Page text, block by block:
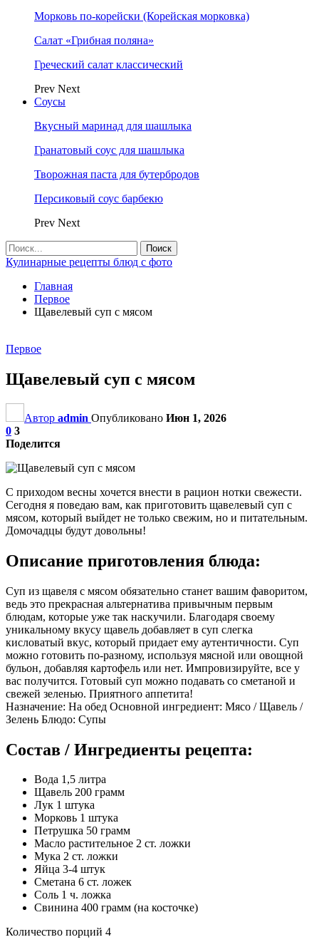
Морковь по-корейски (Корейская морковка)
Салат «Грибная поляна»
Греческий салат классический
Prev Next
Соусы
Вкусный маринад для шашлыка
Гранатовый соус для шашлыка
Творожная паста для бутербродов
Персиковый соус барбекю
Prev Next
Кулинарные рецепты блюд с фото
Главная
Первое
Щавелевый суп с мясом
Первое
Щавелевый суп с мясом
Автор admin Опубликовано Июн 1, 2026
0 3
Поделится
С приходом весны хочется внести в рацион нотки свежести.
Сегодня я поведаю вам, как приготовить щавелевый суп с
мясом, который выйдет не только свежим, но и питательным.
Домочадцы будут довольны!
Описание приготовления блюда:
Суп из щавеля с мясом обязательно станет вашим фаворитом,
ведь это прекрасная альтернатива привычным первым
блюдам, которые уже так наскучили. Благодаря своему
уникальному вкусу щавель добавляет в суп слегка
кисловатый вкус, который придает ему аутентичности. Суп
можно готовить по-разному, используя мясной или овощной
бульон, добавляя картофель или нет. Импровизируйте, все у
вас получится. Готовый суп можно подавать со сметаной и
свежей зеленью. Приятного аппетита!
Назначение: На обед Основной ингредиент: Мясо / Щавель /
Зелень Блюдо: Супы
Состав / Ингредиенты рецепта:
Вода 1,5 литра
Щавель 200 грамм
Лук 1 штука
Морковь 1 штука
Петрушка 50 грамм
Масло растительное 2 ст. ложки
Мука 2 ст. ложки
Яйца 3-4 штук
Сметана 6 ст. ложек
Соль 1 ч. ложка
Свинина 400 грамм (на косточке)
Количество порций 4